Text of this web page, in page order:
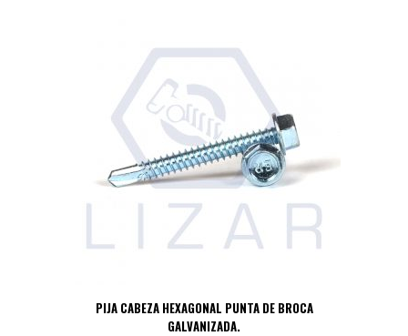
PIJA CABEZA HEXAGONAL PUNTA DE BROCA
GALVANIZADA.